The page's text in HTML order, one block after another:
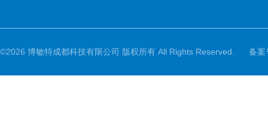
©2026 博敏特成都科技有限公司 版权所有 All Rights Reserved. 备案